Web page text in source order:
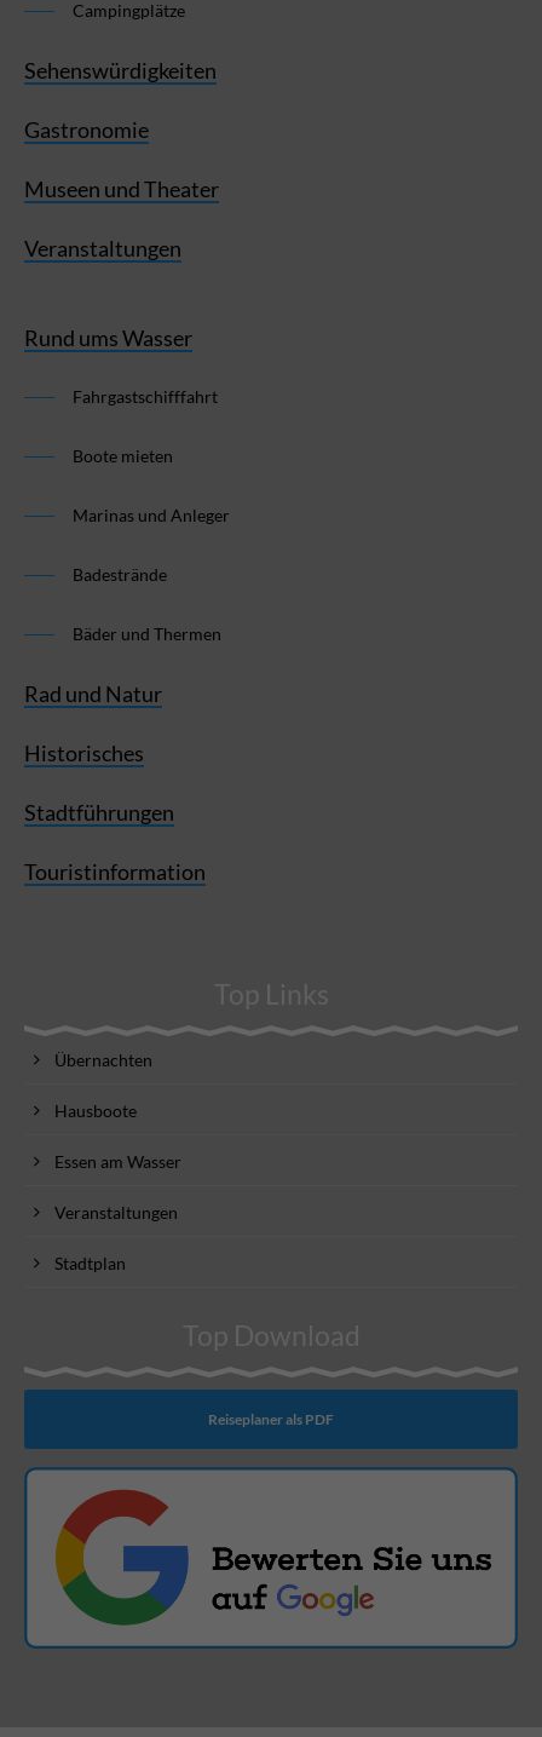
Campingplätze
Sehenswürdigkeiten
Gastronomie
Museen und Theater
Veranstaltungen
Rund ums Wasser
Fahrgastschifffahrt
Boote mieten
Marinas und Anleger
Badestrände
Bäder und Thermen
Rad und Natur
Historisches
Stadtführungen
Touristinformation
Top Links
Übernachten
Hausboote
Essen am Wasser
Veranstaltungen
Stadtplan
Top Download
Reiseplaner als PDF